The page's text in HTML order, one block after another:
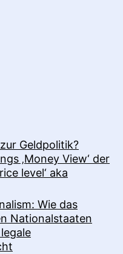
Geldpolitik?
‚Money View‘ der
level‘ aka
Wie das
Nationalstaaten